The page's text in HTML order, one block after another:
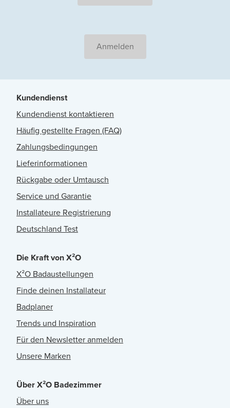
Anmelden
Kundendienst
Kundendienst kontaktieren
Häufig gestellte Fragen (FAQ)
Zahlungsbedingungen
Lieferinformationen
Rückgabe oder Umtausch
Service und Garantie
Installateure Registrierung
Deutschland Test
Die Kraft von X²O
X²O Badaustellungen
Finde deinen Installateur
Badplaner
Trends und Inspiration
Für den Newsletter anmelden
Unsere Marken
Über X²O Badezimmer
Über uns